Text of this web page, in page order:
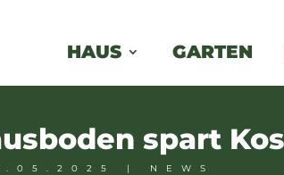
HAUS GARTEN
spart
| NEWS